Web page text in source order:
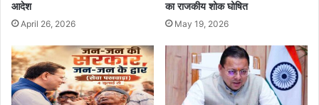
आदेश
April 26, 2026
का राजकीय शोक घोषित
May 19, 2026